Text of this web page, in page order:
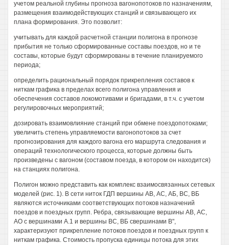
учетом реальной глубины прогноза вагонопотоков по назначениям,
размещения взаимодействующих станций и связывающего их
плана формирования. Это позволит:
учитывать для каждой расчетной станции полигона в прогнозе
прибытия не только сформированные составы поездов, но и те
составы, которые будут сформированы в течение планируемого
периода;
определить рациональный порядок прикрепления составов к
ниткам графика в пределах всего полигона управления и
обеспечения составов локомотивами и бригадами, в т.ч. с учетом
регулировочных мероприятий;
дозировать взаимовлияние станций при обмене поездопотоками;
увеличить степень управляемости вагонопотоков за счет
прогнозирования для каждого вагона его маршрута следования и
операций технологического процесса, которые должны быть
произведены с вагоном (составом поезда, в котором он находится)
на станциях полигона.
Полигон можно представить как комплекс взаимосвязанных сетевых
моделей (рис. 1). В сети ниток ГДП вершины АВ, АС, АБ, ВС, ВБ
являются источниками соответствующих потоков назначений
поездов и поездных групп. Ребра, связывающие вершины АВ, АС,
АО с вершинами А.1 и вершины ВС, ВБ свершинами В",
характеризуют прикрепление потоков поездов и поездных групп к
ниткам графика. Стоимость пропуска единицы потока для этих